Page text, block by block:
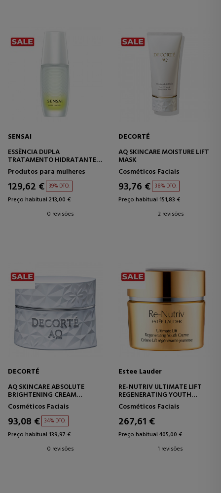
SENSAI
ESSÊNCIA DUPLA
TRATAMENTO HIDRATANTE,
FIRMADOR E ILUMINADOR
Produtos para mulheres
129,62 € 39% DTO.
Preço habitual 213,00 €
0 revisões
DECORTÉ
AQ SKINCARE MOISTURE LIFT
MASK
Cosméticos Faciais
93,76 € 38% DTO.
Preço habitual 151,83 €
2 revisões
DECORTÉ
AQ SKINCARE ABSOLUTE
BRIGHTENING CREAM
CREME ANTIACNE - FIRMADOR
Cosméticos Faciais
93,08 € 34% DTO.
Preço habitual 139,97 €
0 revisões
Estee Lauder
RE-NUTRIV ULTIMATE LIFT
REGENERATING YOUTH
CREME
CREME REGENERADOR
ANTIENVELHECIMENTO
Cosméticos Faciais
267,61 €
Preço habitual 405,00 €
1 revisões